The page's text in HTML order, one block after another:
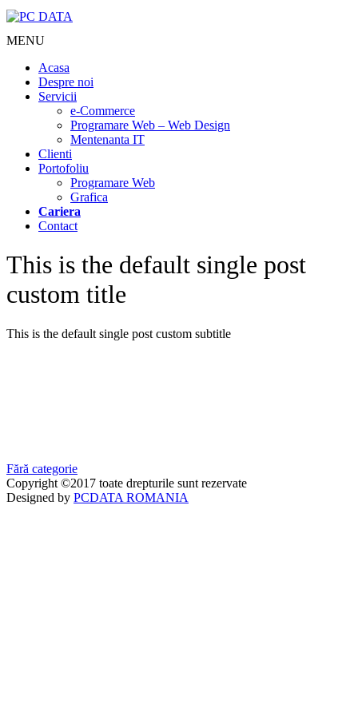
MENU
Acasa
Despre noi
Servicii
e-Commerce
Programare Web – Web Design
Mentenanta IT
Clienti
Portofoliu
Programare Web
Grafica
Cariera
Contact
This is the default single post
custom title
This is the default single post custom subtitle
Fără categorie
Copyright ©2017 toate drepturile sunt rezervate
Designed by PCDATA ROMANIA